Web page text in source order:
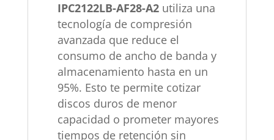
IPC2122LB-AF28-A2utiliza una
tecnología de compresión
avanzada que reduce el
consumo de ancho de banda y
almacenamiento hasta en un
95%. Esto te permite cotizar
discos duros de menor
capacidad o prometer mayores
tiempos de retención sin